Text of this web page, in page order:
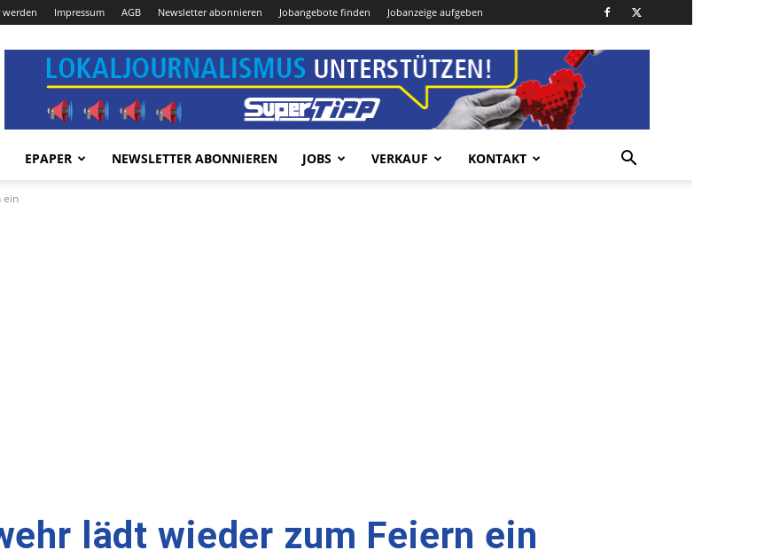
werden Impressum AGB Newsletter abonnieren Jobangebote finden Jobanzeige aufgeben
EPAPER NEWSLETTER ABONNIEREN JOBS VERKAUF KONTAKT
ein
lädt wieder zum Feiern ein